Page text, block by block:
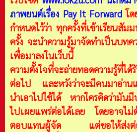
ภาพยนต์เรื่อง Pay It Forward โ
กำหนดไว้ว่า ทุกครั้งที่เข้าเรียนสัม
ครั้ง จะนำความรู้มาจัดทำเป็นบทค
เพื่อมาลงในเว็บนี้
ความตั้งใจที่จะถ่ายทอดความรู้ที่ได้
ต่อไป และหวังว่าจะมีคนมาอ่าน
นำเอาไปใช้ได้ หากใครคิดว่ามันมี
ไปเผยแพร่ต่อได้เลย โดยอาจไม่
ตอบแทนผู้จัด แต่ขอให้ส่งต่อ